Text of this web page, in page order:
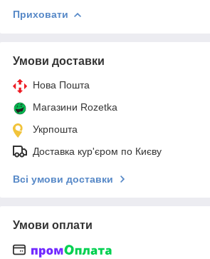
Приховати
Умови доставки
Нова Пошта
Магазини Rozetka
Укрпошта
Доставка кур'єром по Києву
Всі умови доставки
Умови оплати